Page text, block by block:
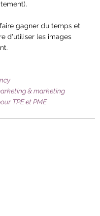
gagner du temps et
d'utiliser les images
& marketing
TPE et PME